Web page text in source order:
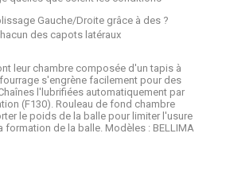
Gauche/Droite grâce à des ?
des capots latéraux
leur chambre composée d'un tapis à
s'engrène facilement pour des
l'lubrifiées automatiquement par
(F130). Rouleau de fond chambre
le poids de la balle pour limiter l'usure
formation de la balle. Modèles : BELLIMA